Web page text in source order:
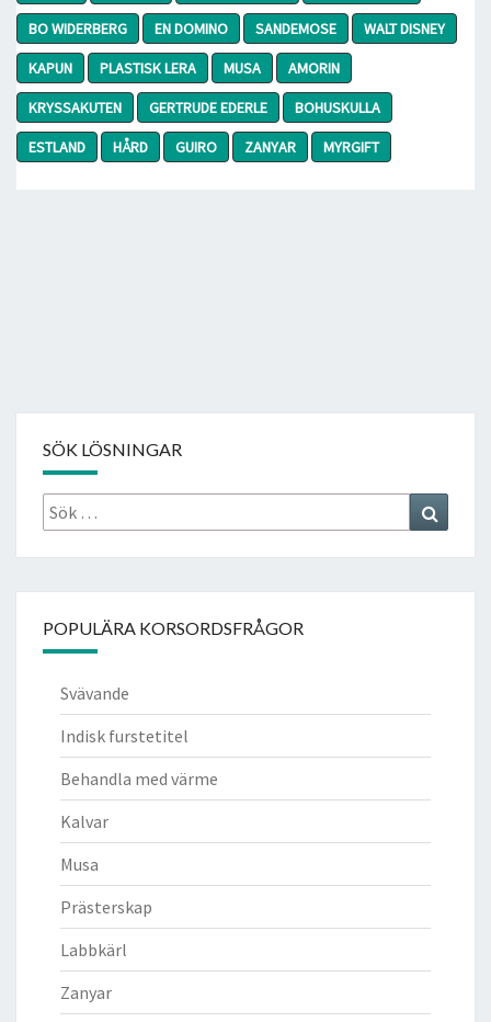
BO WIDERBERG
EN DOMINO SANDEMOSE
WALT DISNEY
KAPUN
PLASTISK LERA MUSA
AMORIN
KRYSSAKUTEN
GERTRUDE EDERLE
BOHUSKULLA
ESTLAND
HÅRD GUIRO ZANYAR MYRGIFT
SÖK LÖSNINGAR
Sök
efter:
POPULÄRA KORSORDSFRÅGOR
Svävande
Indisk furstetitel
Behandla med värme
Kalvar
Musa
Prästerskap
Labbkärl
Zanyar